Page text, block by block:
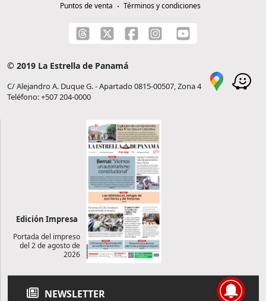
Puntos de venta
Términos y condiciones
© 2019 La Estrella de Panamá
C/ Alejandro A. Duque G. - Apartado 0815-00507, Zona 4
Teléfono: +507 204-0000
Edición Impresa
Portada del impreso
del 2 de agosto de
2026
NEWSLETTER